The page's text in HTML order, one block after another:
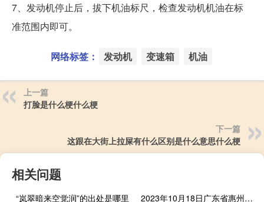
7、发动机停止后，拔下机油标尺，检查发动机机油在标
准范围内即可。
网络标签： 发动机 变速箱 机油
上一篇
打脸是什么梗什么梗
下一篇
这跟在大街上拉屎有什么区别是什么意思什么梗
相关问题
“岚翠暗来空觉润”的出处是哪里
2023年10月18日广东省惠州市疫情大数据-今日/今天疫情全网搜索最新实时消息动态情况通知播报